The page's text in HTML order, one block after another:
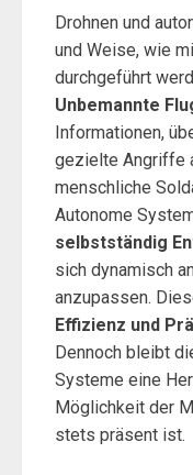
Drohnen und
und Weise, wie
durchgeführt
Unbemannte
Informationen,
gezielte Angriffe
menschliche
Autonome
selbstständig
sich dynamisch
anzupassen.
Effizienz und
Dennoch bleibt
Systeme eine
Möglichkeit der
stets präsent ist.